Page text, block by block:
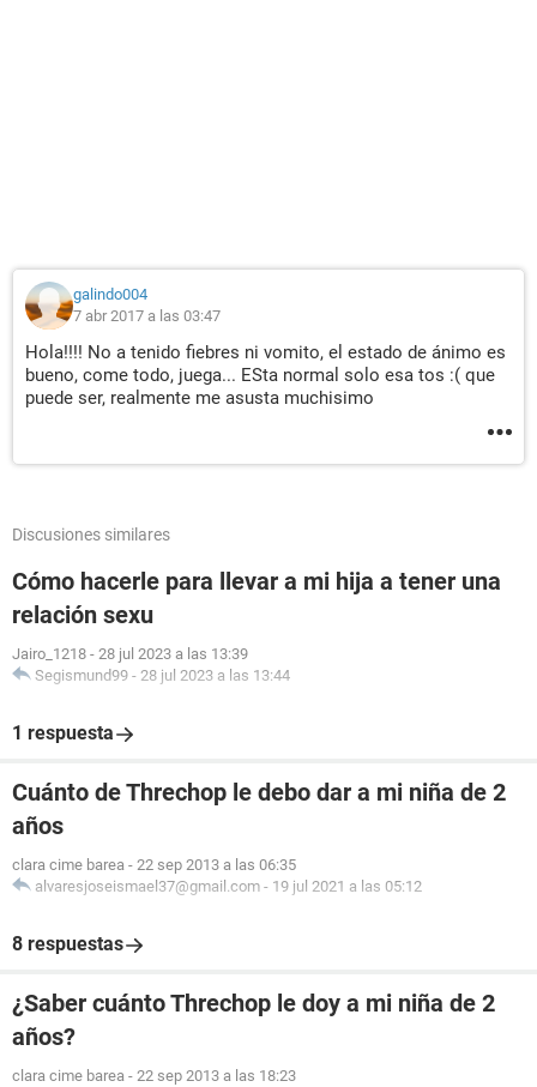
galindo004
7 abr 2017 a las 03:47
Hola!!!! No a tenido fiebres ni vomito, el estado de ánimo es
bueno, come todo, juega... ESta normal solo esa tos :( que
puede ser, realmente me asusta muchisimo
Discusiones similares
Cómo hacerle para llevar a mi hija a tener una
relación sexu
Jairo_1218 - 28 jul 2023 a las 13:39
Segismund99 - 28 jul 2023 a las 13:44
1 respuesta
Cuánto de Threchop le debo dar a mi niña de 2
años
clara cime barea - 22 sep 2013 a las 06:35
alvaresjoseismael37@gmail.com - 19 jul 2021 a las 05:12
8 respuestas
¿Saber cuánto Threchop le doy a mi niña de 2
años?
clara cime barea - 22 sep 2013 a las 18:23